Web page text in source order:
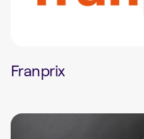
Franprix